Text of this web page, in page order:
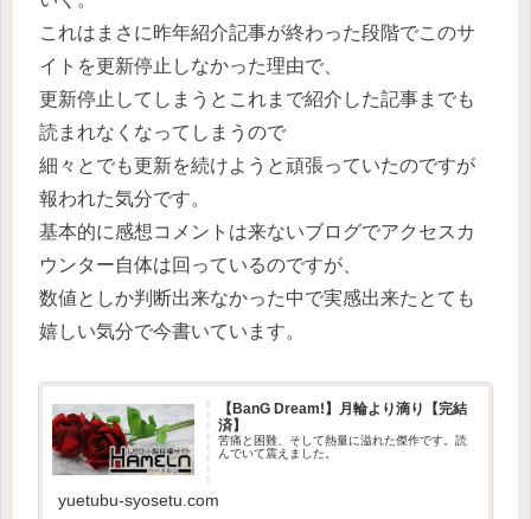
これはまさに昨年紹介記事が終わった段階でこのサ
イトを更新停止しなかった理由で、
更新停止してしまうとこれまで紹介した記事までも
読まれなくなってしまうので
細々とでも更新を続けようと頑張っていたのですが
報われた気分です。
基本的に感想コメントは来ないブログでアクセスカ
ウンター自体は回っているのですが、
数値としか判断出来なかった中で実感出来たとても
嬉しい気分で今書いています。
【BanG Dream!】月輪より滴り【完結
済】
苦痛と困難、そして熱量に溢れた傑作です。読
んでいて震えました。
yuetubu-syosetu.com